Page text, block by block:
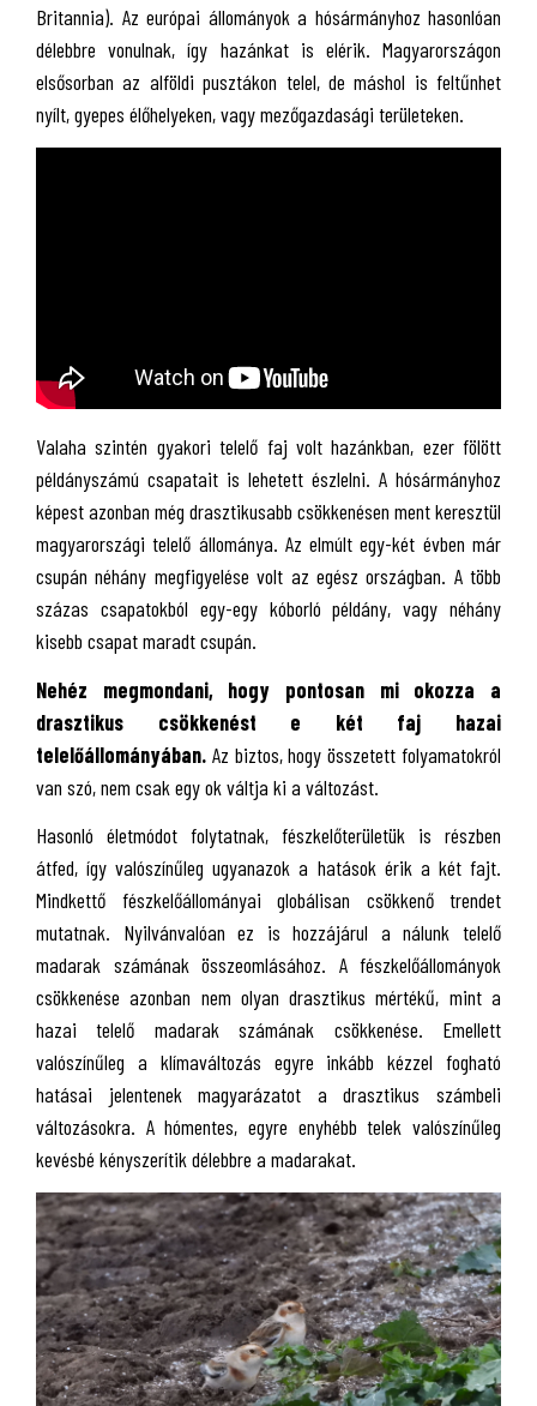
Britannia). Az európai állományok a hósármányhoz hasonlóan
délebbre vonulnak, így hazánkat is elérik. Magyarországon
elsősorban az alföldi pusztákon telel, de máshol is feltűnhet
nyílt, gyepes élőhelyeken, vagy mezőgazdasági területeken.
Valaha szintén gyakori telelő faj volt hazánkban, ezer fölött
példányszámú csapatait is lehetett észlelni. A hósármányhoz
képest azonban még drasztikusabb csökkenésen ment keresztül
magyarországi telelő állománya. Az elmúlt egy-két évben már
csupán néhány megfigyelése volt az egész országban. A több
százas csapatokból egy-egy kóborló példány, vagy néhány
kisebb csapat maradt csupán.
Nehéz megmondani, hogy pontosan mi okozza a
drasztikus csökkenést e két faj hazai
telelőállományában. Az biztos, hogy összetett folyamatokról
van szó, nem csak egy ok váltja ki a változást.
Hasonló életmódot folytatnak, fészkelőterületük is részben
átfed, így valószínűleg ugyanazok a hatások érik a két fajt.
Mindkettő fészkelőállományai globálisan csökkenő trendet
mutatnak. Nyilvánvalóan ez is hozzájárul a nálunk telelő
madarak számának összeomlásához. A fészkelőállományok
csökkenése azonban nem olyan drasztikus mértékű, mint a
hazai telelő madarak számának csökkenése. Emellett
valószínűleg a klímaváltozás egyre inkább kézzel fogható
hatásai jelentenek magyarázatot a drasztikus számbeli
változásokra. A hómentes, egyre enyhébb telek valószínűleg
kevésbé kényszerítik délebbre a madarakat.